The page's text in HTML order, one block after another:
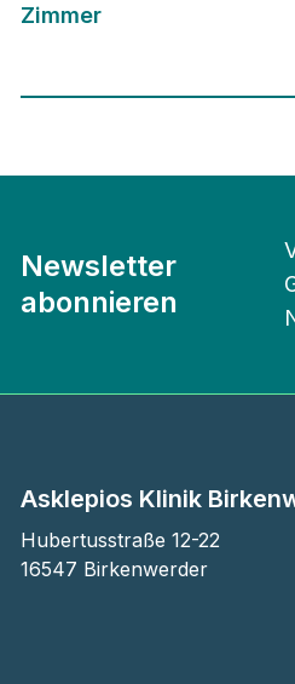
Zimmer
Newsletter
abonnieren
Asklepios Klinik
Hubertusstraße 12-22
16547 Birkenwerder